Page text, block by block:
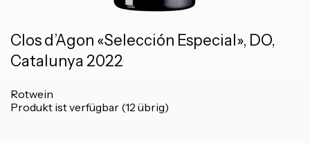
Clos d’Agon «Selección Especial», DO,
Catalunya 2022
Rotwein
Produkt ist verfügbar (12 übrig)